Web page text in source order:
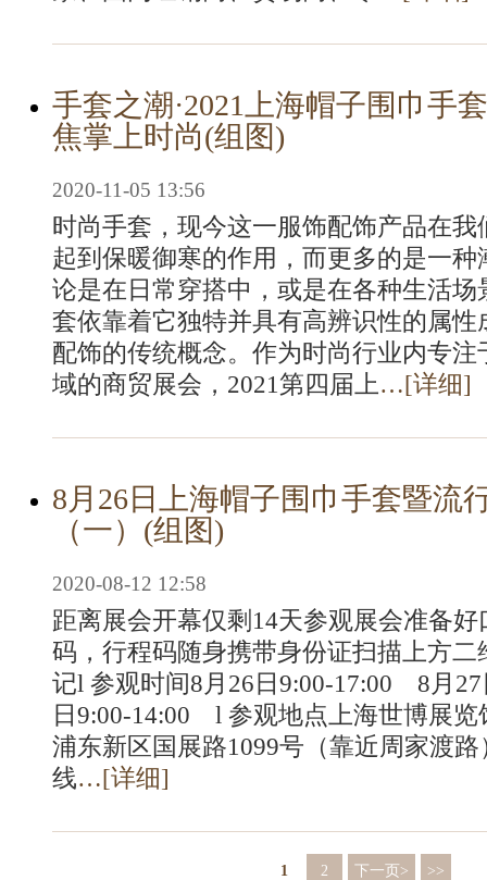
手套之潮·2021上海帽子围巾手
焦掌上时尚(组图)
2020-11-05 13:56
时尚手套，现今这一服饰配饰产品在
起到保暖御寒的作用，而更多的是一
论是在日常穿搭中，或是在各种生活
套依靠着它独特并具有高辨识性的属
配饰的传统概念。作为时尚行业内专
域的商贸展会，2021第四届上 …[详细]
8月26日上海帽子围巾手套暨流
（一）(组图)
2020-08-12 12:58
距离展会开幕仅剩14天参观展会准备
码，行程码随身携带身份证扫描上方
记l 参观时间8月26日9:00-17:00 8月
日9:00-14:00 l 参观地点上海世博展览
浦东新区国展路1099号（靠近周家渡
线…[详细]
1 2 下一页> >>